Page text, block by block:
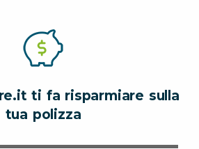
ti fa risparmiare sulla
tua polizza